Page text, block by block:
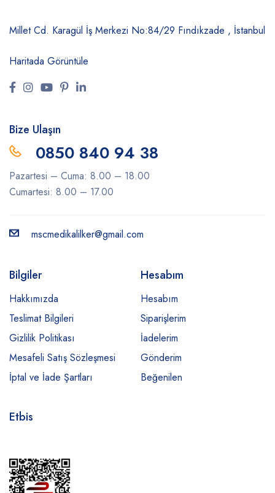
Millet Cd. Karagül İş Merkezi No:84/29 Fındıkzade , İstanbul
Haritada Görüntüle
Bize Ulaşın
0850 840 94 38
Pazartesi – Cuma: 8.00 – 18.00
Cumartesi: 8.00 – 17.00
mscmedikalilker@gmail.com
Bilgiler
Hakkımızda
Teslimat Bilgileri
Gizlilik Politikası
Mesafeli Satış Sözleşmesi
İptal ve İade Şartları
Hesabım
Hesabım
Siparişlerim
İadelerim
Gönderim
Beğenilen
Etbis